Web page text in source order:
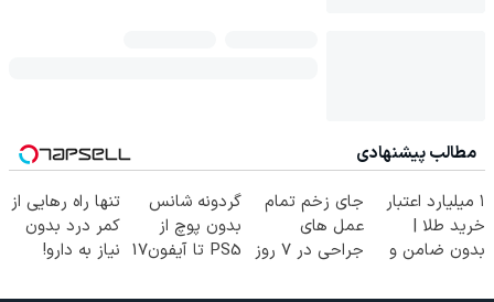
مطالب پیشنهادی
۱ میلیارد اعتبار
خرید طلا |
بدون ضامن و
جای زخم تمام
عمل های
جراحی در ۷ روز
گردونه شانس
بدون پوچ از
PS5 تا آیفون17
تنها راه رهایی از
کمر درد بدون
نیاز به دارو!